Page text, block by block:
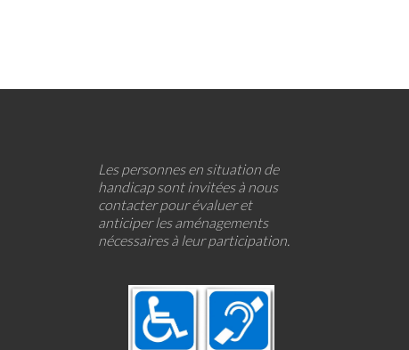
Les personnes en situation de
handicap sont invitées à nous
contacter pour évaluer et
anticiper les aménagements
nécessaires à leur participation.